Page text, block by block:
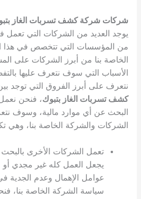
شركات شركة كشف تسربات الغاز
يوجد العديد من الشركات التي تعمل
من المؤسسات التي تتخصص في هذا
الخاصة بنا من أبرز الشركات على
الأسباب التي سوف نتعرف عليها
نتعرف على أبرز الفروق التي توجد
كشف تسربات الغاز بتبوك، فنحن نعمل
البحث عن أي موارد مالية، وسوف
الشركات والشركة الخاصة بنا، وهي
تعمل الشركات الأخرى بالبحث
يجعل العمل كله غير مجدي أو
عوامل الإهمال وعدم الجدية
سياسة الشركة الخاصة بنا،